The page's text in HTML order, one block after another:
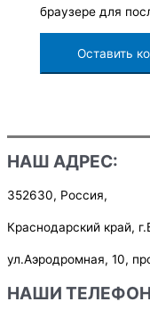
браузере для
НАШ АДРЕС:
352630, Россия,
Краснодарский край,
ул.Аэродромная, 10,
НАШИ